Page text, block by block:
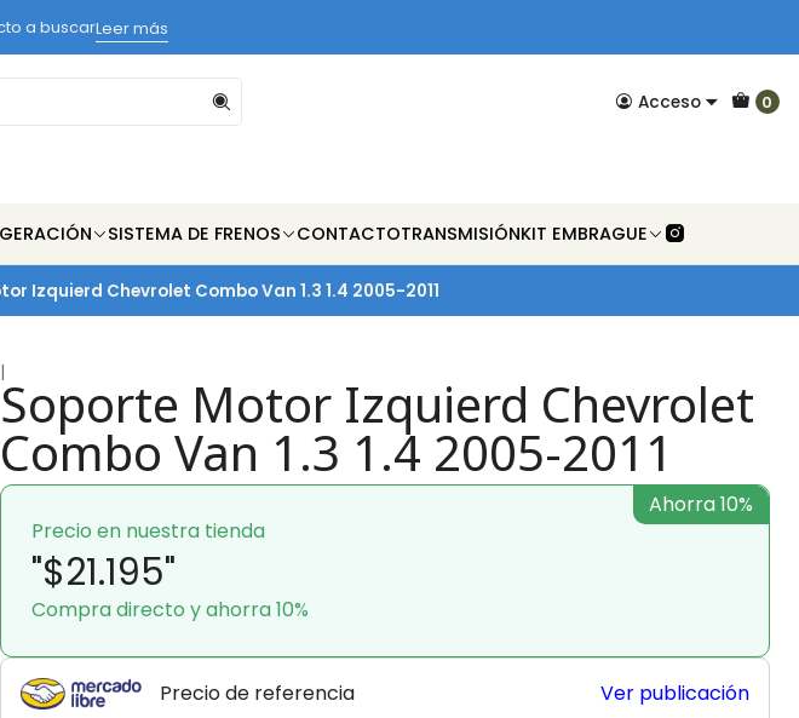
Acceso 0
SISTEMA DE FRENOS CONTACTOTRANSMISIÓNKIT EMBRAGUE
a buscarLeer más
Izquierd Chevrolet Combo Van 1.3 1.4 2005-2011
|Soporte Motor Izquierd Chevrolet
Combo Van 1.3 1.4 2005-2011
Precio en nuestra tienda
"$21.195"
Compra directo y ahorra 10%
Ahorra 10%
Precio de referencia Ver publicación